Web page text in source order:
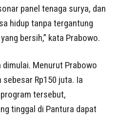
panel tenaga surya, dan
hidup tanpa tergantung
bersih,” kata Prabowo.
Menurut Prabowo
Rp150 juta. Ia
tersebut,
tinggal di Pantura dapat